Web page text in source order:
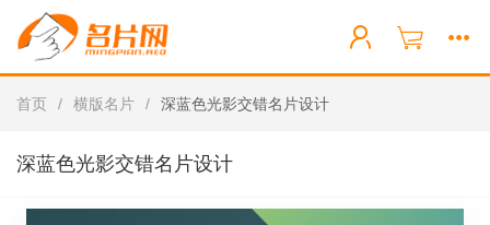
首页 / 横版名片 / 深蓝色光影交错名片设计
深蓝色光影交错名片设计